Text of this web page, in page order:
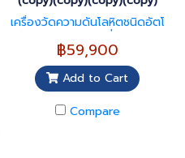
เครื่องวัดความดันโลหิตชนิดอัตโ
นมัติ แบบสอดแขน ยี่ห้อ Hingm
ed
฿59,900
Add to Cart
Compare